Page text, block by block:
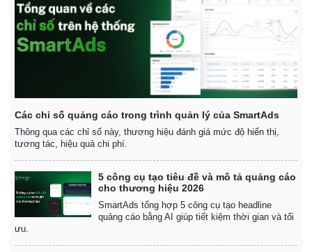
Các chỉ số quảng cáo trong trình quản lý của SmartAds
Thông qua các chỉ số này, thương hiệu đánh giá mức độ hiển thị,
tương tác, hiệu quả chi phí.
5 công cụ tạo tiêu đề và mô tả quảng cáo
cho thương hiệu 2026
SmartAds tổng hợp 5 công cụ tạo headline
quảng cáo bằng AI giúp tiết kiệm thời gian và tối
ưu.